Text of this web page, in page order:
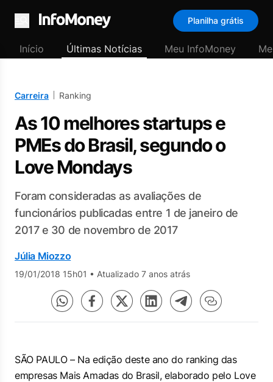
Menu
Planilha grátis
Início Últimas Notícias Meu InfoMoney
Carreira Ranking
As 10 melhores startups e
PMEs do Brasil, segundo o
Love Mondays
Foram consideradas as avaliações de
funcionários publicadas entre 1 de janeiro de
2017 e 30 de novembro de 2017
Júlia Miozzo
19/01/2018 15h01 • Atualizado 7 anos atrás
SÃO PAULO – Na edição deste ano do ranking das
empresas Mais Amadas do Brasil, elaborado pelo Love